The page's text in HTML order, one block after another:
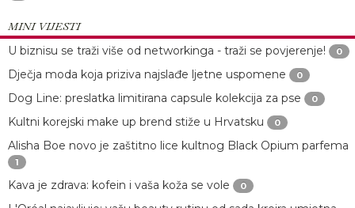
MINI VIJESTI
U biznisu se traži više od networkinga - traži se povjerenje!
0
Dječja moda koja priziva najslađe ljetne uspomene 0
Dog Line: preslatka limitirana capsule kolekcija za pse 0
Kultni korejski make up brend stiže u Hrvatsku 0
Alisha Boe novo je zaštitno lice kultnog Black Opium parfema
1
Kava je zdrava: kofein i vaša koža se vole 0